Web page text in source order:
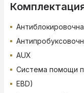
AUX
Система помощи
EBD)